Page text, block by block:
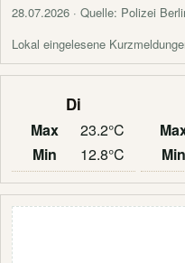
28.07.2026 · Quelle: Polizei
Lokal eingelesene
Di
Max
23.2°C
Min
12.8°C
Min